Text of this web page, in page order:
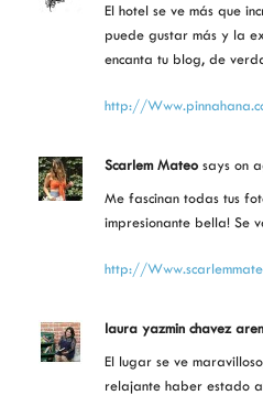
El hotel se ve más que
puede gustar más y la
encanta tu blog, de
http://
Scarlem Mateo says on
Me fascinan todas tus
impresionante bella! Se
http://
laura yazmin chavez
El lugar se ve
relajante haber estado